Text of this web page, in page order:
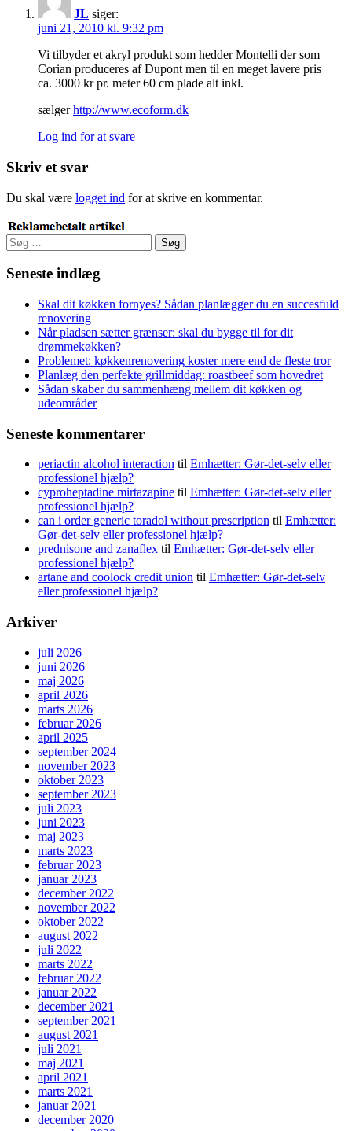
JL siger:
juni 21, 2010 kl. 9:32 pm
Vi tilbyder et akryl produkt som hedder Montelli der som
Corian produceres af Dupont men til en meget lavere pris
ca. 3000 kr pr. meter 60 cm plade alt inkl.
sælgerhttp://www.ecoform.dk
Log ind for at svare
Skriv et svar
Du skal være logget ind for at skrive en kommentar.
Søg
efter:
Seneste indlæg
Skal dit køkken fornyes? Sådan planlægger du en succesfuld
renovering
Når pladsen sætter grænser: skal du bygge til for dit
drømmekøkken?
Problemet: køkkenrenovering koster mere end de fleste tror
Planlæg den perfekte grillmiddag: roastbeef som hovedret
Sådan skaber du sammenhæng mellem dit køkken og
udeområder
Seneste kommentarer
periactin alcohol interaction til Emhætter: Gør-det-selv eller
professionel hjælp?
cyproheptadine mirtazapine til Emhætter: Gør-det-selv eller
professionel hjælp?
can i order generic toradol without prescription til Emhætter:
Gør-det-selv eller professionel hjælp?
prednisone and zanaflex til Emhætter: Gør-det-selv eller
professionel hjælp?
artane and coolock credit union til Emhætter: Gør-det-selv
eller professionel hjælp?
Arkiver
juli 2026
juni 2026
maj 2026
april 2026
marts 2026
februar 2026
april 2025
september 2024
november 2023
oktober 2023
september 2023
juli 2023
juni 2023
maj 2023
marts 2023
februar 2023
januar 2023
december 2022
november 2022
oktober 2022
august 2022
juli 2022
marts 2022
februar 2022
januar 2022
december 2021
september 2021
august 2021
juli 2021
maj 2021
april 2021
marts 2021
januar 2021
december 2020